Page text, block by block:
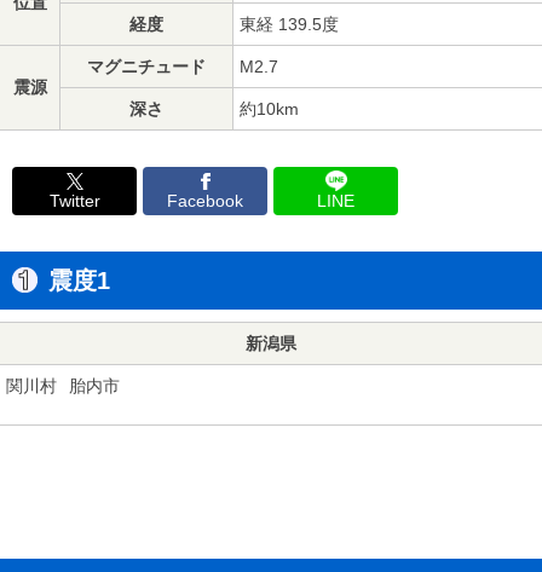
経度 東経 139.5度
震源
マグニチュード M2.7
深さ 約10km
Twitter Facebook LINE
震度1
新潟県
関川村 胎内市